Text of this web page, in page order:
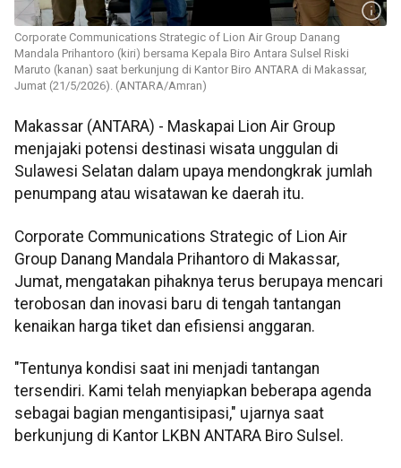
Corporate Communications Strategic of Lion Air Group Danang
Mandala Prihantoro (kiri) bersama Kepala Biro Antara Sulsel Riski
Maruto (kanan) saat berkunjung di Kantor Biro ANTARA di Makassar,
Jumat (21/5/2026). (ANTARA/Amran)
Makassar (ANTARA) - Maskapai Lion Air Group
menjajaki potensi destinasi wisata unggulan di
Sulawesi Selatan dalam upaya mendongkrak jumlah
penumpang atau wisatawan ke daerah itu.
Corporate Communications Strategic of Lion Air
Group Danang Mandala Prihantoro di Makassar,
Jumat, mengatakan pihaknya terus berupaya mencari
terobosan dan inovasi baru di tengah tantangan
kenaikan harga tiket dan efisiensi anggaran.
"Tentunya kondisi saat ini menjadi tantangan
tersendiri. Kami telah menyiapkan beberapa agenda
sebagai bagian mengantisipasi," ujarnya saat
berkunjung di Kantor LKBN ANTARA Biro Sulsel.